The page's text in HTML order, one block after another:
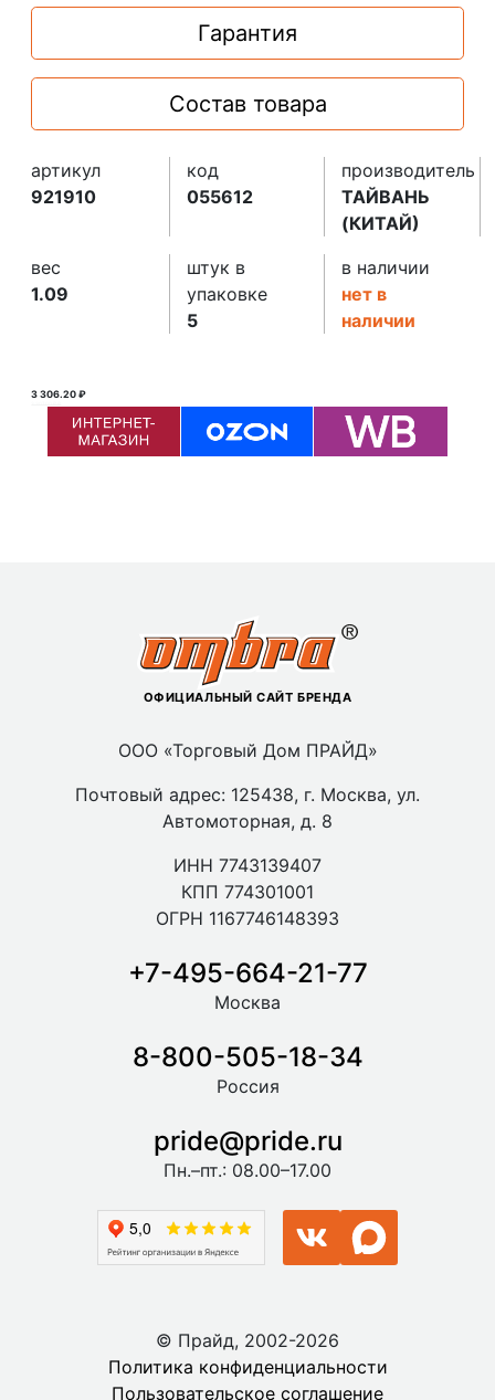
Гарантия
Состав товара
артикул
921910
код
055612
производитель
ТАЙВАНЬ
(КИТАЙ)
вес
1.09
штук в
упаковке
5
в наличии
нет в
наличии
3 306.20 ₽
ОФИЦИАЛЬНЫЙ САЙТ БРЕНДА
ООО «Торговый Дом ПРАЙД»
Почтовый адрес: 125438, г. Москва, ул.
Автомоторная, д. 8
ИНН 7743139407
КПП 774301001
ОГРН 1167746148393
+7-495-664-21-77
Москва
8-800-505-18-34
Россия
pride@pride.ru
Пн.–пт.: 08.00–17.00
© Прайд, 2002-2026
Политика конфиденциальности
Пользовательское соглашение